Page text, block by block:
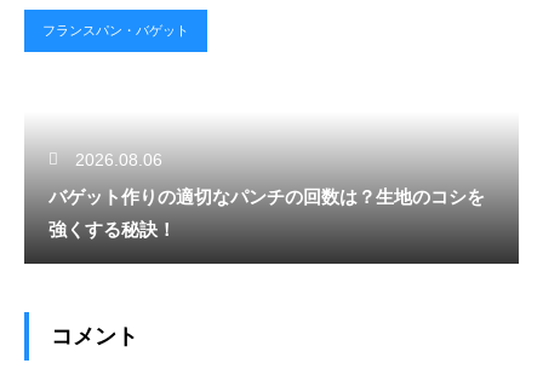
フランスパン・バゲット
2026.08.06
バゲット作りの適切なパンチの回数は？生地のコシを
強くする秘訣！
コメント